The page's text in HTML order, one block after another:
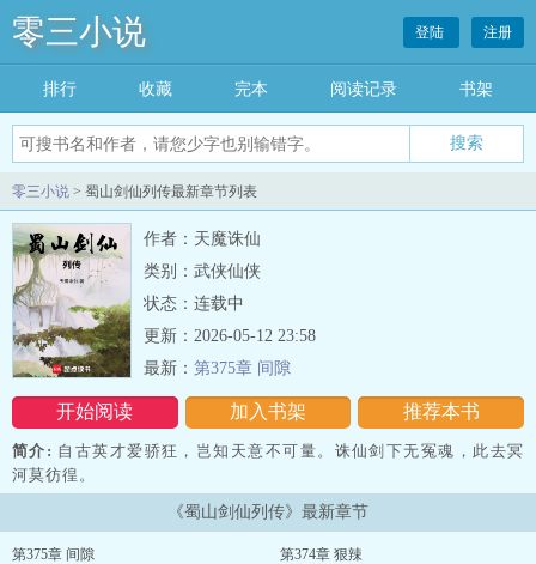
零三小说 登陆 注册
排行 收藏 完本 阅读记录 书架
零三小说 > 蜀山剑仙列传最新章节列表
作者：天魔诛仙
类别：武侠仙侠
状态：连载中
开始阅读 加入书架 推荐本书
更新：2026-05-12 23:58
最新： 第375章 间隙
简介: 自古英才爱骄狂，岂知天意不可量。诛仙剑下无冤魂，此去冥
河莫彷徨。
《蜀山剑仙列传》最新章节
第375章 间隙 第374章 狠辣